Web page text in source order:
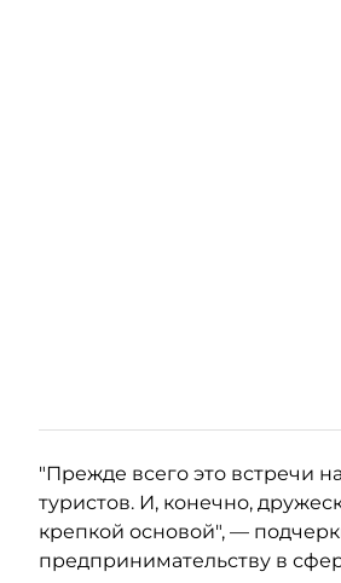
"Прежде всего это встречи
туристов. И, конечно,
крепкой основой", —
предпринимательству в